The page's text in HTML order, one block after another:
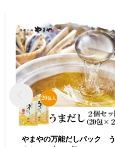
やまやの万能だしパック う